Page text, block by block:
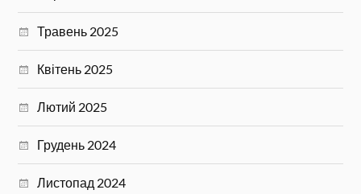
Травень 2025
Квітень 2025
Лютий 2025
Грудень 2024
Листопад 2024